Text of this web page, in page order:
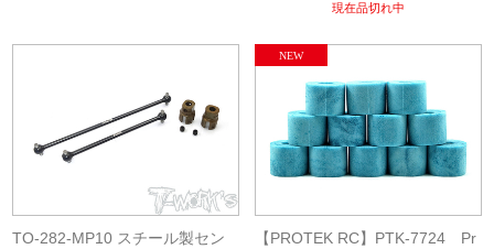
現在品切れ中
TO-282-MP10 スチール製セン
【PROTEK RC】PTK-7724 Pr